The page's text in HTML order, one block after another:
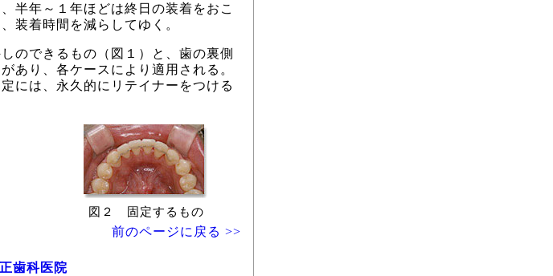
半年～１年ほどは終日の装着をおこ
装着時間を減らしてゆく。
のできるもの（図１）と、歯の裏側
あり、各ケースにより適用される。
には、永久的にリテイナーをつける
図２ 固定するもの
前のページに戻る >>
歯科医院